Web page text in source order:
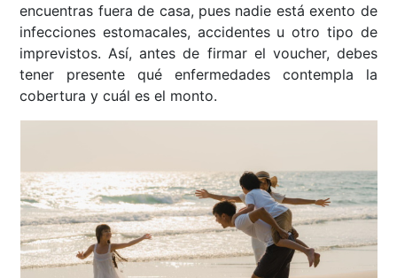
encuentras fuera de casa, pues nadie está exento de
infecciones estomacales, accidentes u otro tipo de
imprevistos. Así, antes de firmar el voucher, debes
tener presente qué enfermedades contempla la
cobertura y cuál es el monto.